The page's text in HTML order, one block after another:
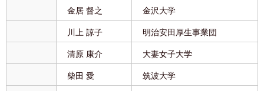
金居 督之 金沢大学
川上 諒子 明治安田厚生事業団
清原 康介 大妻女子大学
柴田 愛 筑波大学